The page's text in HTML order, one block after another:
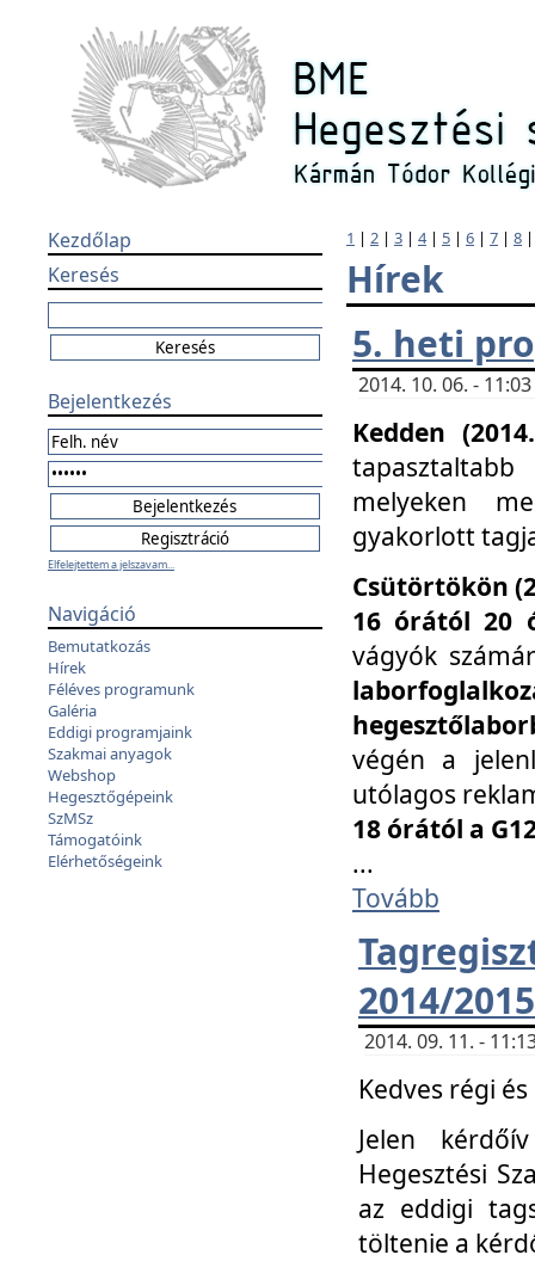
Kezdőlap
Keresés
Bejelentkezés
Elfelejtettem a jelszavam...
Navigáció
Bemutatkozás
Hírek
Féléves programunk
Galéria
Eddigi programjaink
Szakmai anyagok
Webshop
Hegesztőgépeink
SzMSz
Támogatóink
Elérhetőségeink
1 | 2 | 3 | 4| 5 | 6 | 7 | 8
Hírek
5. heti
2014. 10. 06. -
Kedden
melyeken
gyakorlott
Csütörtökön
16 órától 20
vágyók
végén a
utólagos
18 órától a
...
Tovább
2014/
2014. 09. 11. -
Kedves régi
Jelen
Hegesztési
az eddigi
töltenie a